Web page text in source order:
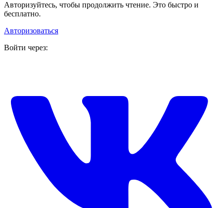
Авторизуйтесь, чтобы продолжить чтение. Это быстро и
бесплатно.
Авторизоваться
Войти через: